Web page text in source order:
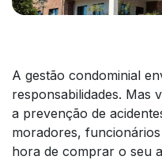
A gestão condominial
responsabilidades. Mas
a prevenção de
moradores,
hora de comprar o seu